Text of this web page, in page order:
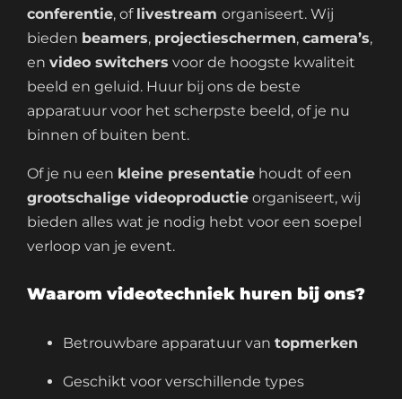
conferentie, of livestream organiseert. Wij
bieden beamers, projectieschermen, camera’s,
en video switchers voor de hoogste kwaliteit
beeld en geluid. Huur bij ons de beste
apparatuur voor het scherpste beeld, of je nu
binnen of buiten bent.
Of je nu een kleine presentatie houdt of een
grootschalige videoproductie organiseert, wij
bieden alles wat je nodig hebt voor een soepel
verloop van je event.
Waarom videotechniek huren bij ons?
Betrouwbare apparatuur van topmerken
Geschikt voor verschillende types